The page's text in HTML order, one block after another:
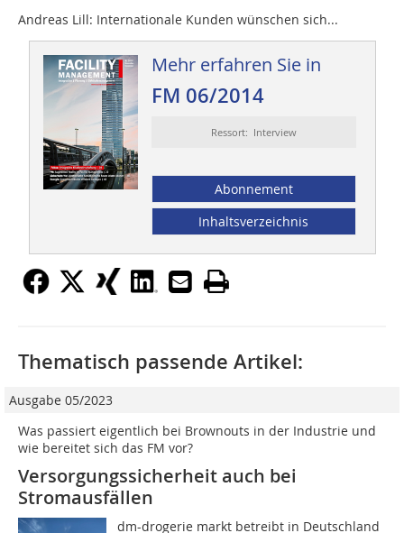
Andreas Lill: Internationale Kunden wünschen sich...
Mehr erfahren Sie in
FM 06/2014
Ressort: Interview
Abonnement
Inhaltsverzeichnis
Thematisch passende Artikel:
Ausgabe 05/2023
Was passiert eigentlich bei Brownouts in der Industrie und
wie bereitet sich das FM vor?
Versorgungssicherheit auch bei
Stromausfällen
dm-drogerie markt betreibt in Deutschland